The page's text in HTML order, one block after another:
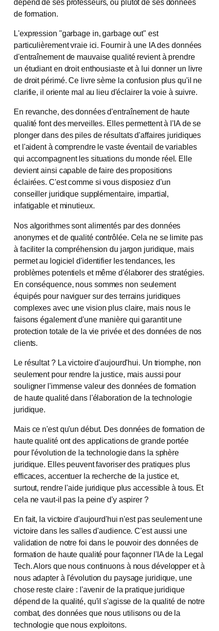
dépend de ses professeurs, ou plutôt de ses données
de formation.
L'expression "garbage in, garbage out" est
particulièrement vraie ici. Fournir à une IA des données
d'entraînement de mauvaise qualité revient à prendre
un étudiant en droit enthousiaste et à lui donner un livre
de droit périmé. Ce livre sème la confusion plus qu'il ne
clarifie, il oriente mal au lieu d'éclairer la voie à suivre.
En revanche, des données d'entraînement de haute
qualité font des merveilles. Elles permettent à l'IA de se
plonger dans des piles de résultats d'affaires juridiques
et l'aident à comprendre le vaste éventail de variables
qui accompagnent les situations du monde réel. Elle
devient ainsi capable de faire des propositions
éclairées. C'est comme si vous disposiez d'un
conseiller juridique supplémentaire, impartial,
infatigable et minutieux.
Nos algorithmes sont alimentés par des données
anonymes et de qualité contrôlée. Cela ne se limite pas
à faciliter la compréhension du jargon juridique, mais
permet au logiciel d'identifier les tendances, les
problèmes potentiels et même d'élaborer des stratégies.
En conséquence, nous sommes non seulement
équipés pour naviguer sur des terrains juridiques
complexes avec une vision plus claire, mais nous le
faisons également d'une manière qui garantit une
protection totale de la vie privée et des données de nos
clients.
Le résultat ? La victoire d'aujourd'hui. Un triomphe, non
seulement pour rendre la justice, mais aussi pour
souligner l'immense valeur des données de formation
de haute qualité dans l'élaboration de la technologie
juridique.
Mais ce n'est qu'un début. Des données de formation de
haute qualité ont des applications de grande portée
pour l'évolution de la technologie dans la sphère
juridique. Elles peuvent favoriser des pratiques plus
efficaces, accentuer la recherche de la justice et,
surtout, rendre l'aide juridique plus accessible à tous. Et
cela ne vaut-il pas la peine d'y aspirer ?
En fait, la victoire d'aujourd'hui n'est pas seulement une
victoire dans les salles d'audience. C'est aussi une
validation de notre foi dans le pouvoir des données de
formation de haute qualité pour façonner l'IA de la Legal
Tech. Alors que nous continuons à nous développer et à
nous adapter à l'évolution du paysage juridique, une
chose reste claire : l'avenir de la pratique juridique
dépend de la qualité, qu'il s'agisse de la qualité de notre
combat, des données que nous utilisons ou de la
technologie que nous exploitons.